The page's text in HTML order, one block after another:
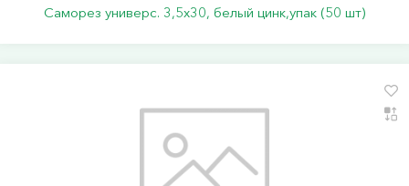
Саморез универс. 3,5х30, белый цинк,упак (50 шт)